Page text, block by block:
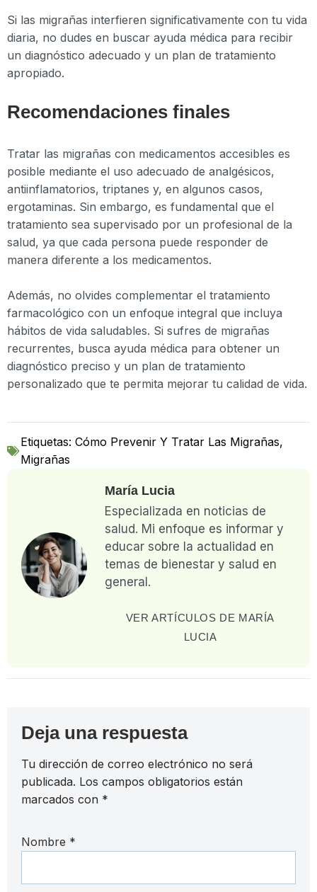
Si las migrañas interfieren significativamente con tu vida
diaria, no dudes en buscar ayuda médica para recibir
un diagnóstico adecuado y un plan de tratamiento
apropiado.
Recomendaciones finales
Tratar las migrañas con medicamentos accesibles es
posible mediante el uso adecuado de analgésicos,
antiinflamatorios, triptanes y, en algunos casos,
ergotaminas. Sin embargo, es fundamental que el
tratamiento sea supervisado por un profesional de la
salud, ya que cada persona puede responder de
manera diferente a los medicamentos.
Además, no olvides complementar el tratamiento
farmacológico con un enfoque integral que incluya
hábitos de vida saludables. Si sufres de migrañas
recurrentes, busca ayuda médica para obtener un
diagnóstico preciso y un plan de tratamiento
personalizado que te permita mejorar tu calidad de vida.
Etiquetas: Cómo Prevenir Y Tratar Las Migrañas,
Migrañas
María Lucia
Especializada en noticias de
salud. Mi enfoque es informar y
educar sobre la actualidad en
temas de bienestar y salud en
general.
VER ARTÍCULOS DE MARÍA
LUCIA
Deja una respuesta
Tu dirección de correo electrónico no será
publicada. Los campos obligatorios están
marcados con *
Nombre *